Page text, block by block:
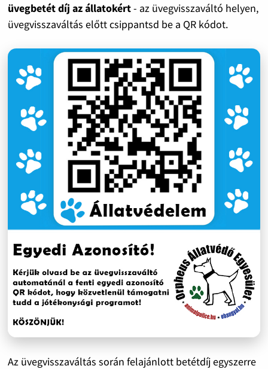
üvegbetét díj az állatokért- az üvegvisszaváltó helyen,
üvegvisszaváltás előtt csippantsd be a QR kódot.
Az üvegvisszaváltás során felajánlott betétdíj egyszerre